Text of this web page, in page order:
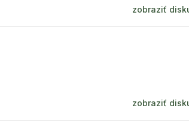
zobraziť
zobraziť